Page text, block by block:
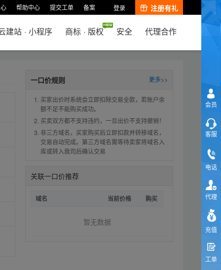
帮助中心 提交工单 备案 登录 注册有礼
建站 · 小程序 商标 · 版权 安全 代理合作
一口价规则 更多>>
买家出价时系统会立即扣除交易全款，若账户余
额不足不能购买成功。
买卖双方都不支持违约，一旦出价不支持撤销！
非三方域名，买家购买后立即扣款并转移域名，
交易自动完成。第三方域名需等待卖家将域名入
库或转入我司后确认交易
关联一口价推荐
域名 当前价格 购买
暂无数据
会员
客服
电话
代理
充值
工单